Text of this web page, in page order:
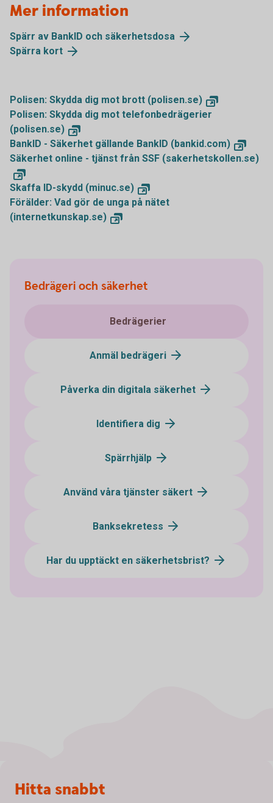
Mer information
Spärr av BankID och säkerhetsdosa
Spärra kort
Polisen: Skydda dig mot brott (polisen.se)
Polisen: Skydda dig mot telefonbedrägerier
(polisen.se)
BankID - Säkerhet gällande BankID (bankid.com)
Säkerhet online - tjänst från SSF (sakerhetskollen.se)
Skaffa ID-skydd (minuc.se)
Förälder: Vad gör de unga på nätet
(internetkunskap.se)
Bedrägeri och säkerhet
Bedrägerier
Anmäl bedrägeri
Påverka din digitala säkerhet
Identifiera dig
Spärrhjälp
Använd våra tjänster säkert
Banksekretess
Har du upptäckt en säkerhetsbrist?
Sidfot
Hitta snabbt